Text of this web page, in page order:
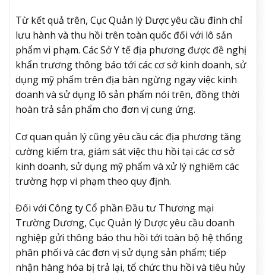
Từ kết quả trên, Cục Quản lý Dược yêu cầu đình chỉ
lưu hành và thu hồi trên toàn quốc đối với lô sản
phẩm vi phạm. Các Sở Y tế địa phương được đề nghị
khẩn trương thông báo tới các cơ sở kinh doanh, sử
dụng mỹ phẩm trên địa bàn ngừng ngay việc kinh
doanh và sử dụng lô sản phẩm nói trên, đồng thời
hoàn trả sản phẩm cho đơn vị cung ứng.
Cơ quan quản lý cũng yêu cầu các địa phương tăng
cường kiểm tra, giám sát việc thu hồi tại các cơ sở
kinh doanh, sử dụng mỹ phẩm và xử lý nghiêm các
trường hợp vi phạm theo quy định.
Đối với Công ty Cổ phần Đầu tư Thương mại
Trường Dương, Cục Quản lý Dược yêu cầu doanh
nghiệp gửi thông báo thu hồi tới toàn bộ hệ thống
phân phối và các đơn vị sử dụng sản phẩm; tiếp
nhận hàng hóa bị trả lại, tổ chức thu hồi và tiêu hủy